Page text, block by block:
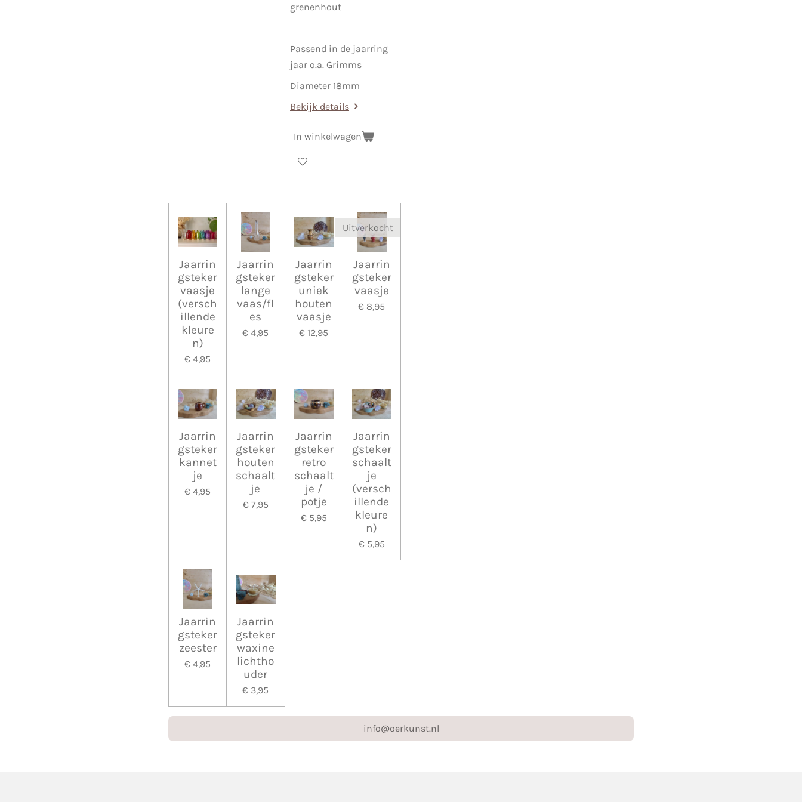
grenenhout
Passend in de jaarring
jaar o.a. Grimms
Diameter 18mm
Bekijk details
In winkelwagen
Jaarrin
gsteker
vaasje
(versch
illende
kleure
n)
€ 4,95
Jaarrin
gsteker
lange
vaas/fl
es
€ 4,95
Jaarrin
gsteker
uniek
houten
vaasje
€ 12,95
Uitverkocht
Jaarrin
gsteker
vaasje
€ 8,95
Jaarrin
gsteker
kannet
je
€ 4,95
Jaarrin
gsteker
houten
schaalt
je
€ 7,95
Jaarrin
gsteker
retro
schaalt
je /
potje
€ 5,95
Jaarrin
gsteker
schaalt
je
(versch
illende
kleure
n)
€ 5,95
Jaarrin
gsteker
zeester
€ 4,95
Jaarrin
gsteker
waxine
lichtho
uder
€ 3,95
info@oerkunst.nl